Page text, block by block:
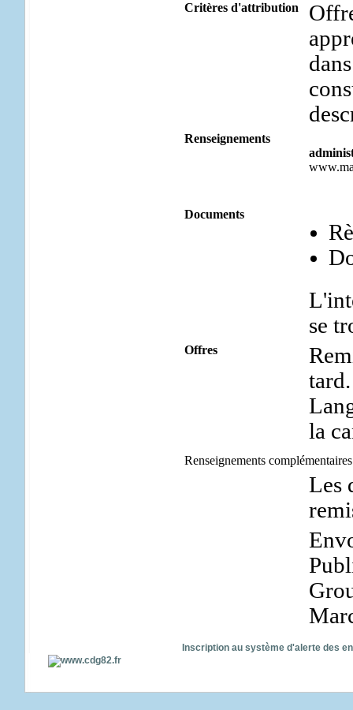
Critères d'attribution
Renseignements
Documents
se
Offres
tard.
la
Renseignements complémentaires
Les
Inscription au système d'alerte des